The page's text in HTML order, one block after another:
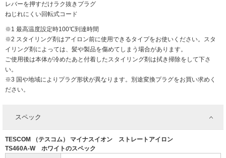
レバーを押すだけラク抜きプラグ
ねじれにくい回転式コード
※1 最高温度設定時100℃到達時間
※2 スタイリング剤はアイロン前に使用できるタイプをお使いください。スタ
イリング剤によっては、髪や製品を傷めてしまう場合があります。
ご使用後は本体が冷めたあと付着したスタイリング剤は拭き掃除をして下さ
い。
※3 国や地域によりプラグ形状が異なります。別途変換プラグをお買い求めく
ださい。
スペック
TESCOM （テスコム） マイナスイオン ストレートアイロン
TS460A-W ホワイトのスペック